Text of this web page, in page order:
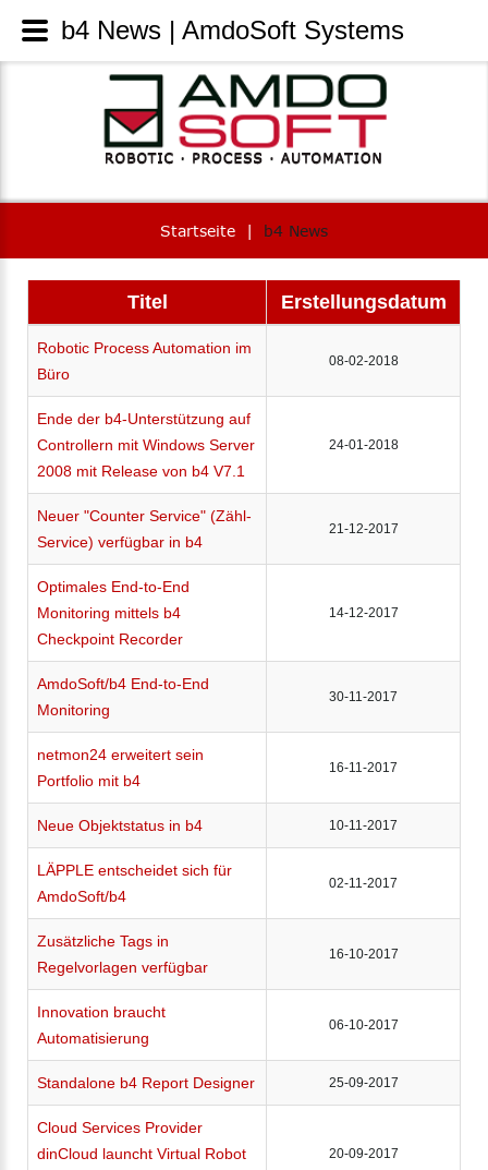
Startseite | b4 News
Titel Erstellungsdatum
Robotic Process Automation im
Büro
08-02-2018
Ende der b4-Unterstützung auf
Controllern mit Windows Server
2008 mit Release von b4 V7.1
24-01-2018
Neuer "Counter Service" (Zähl-
Service) verfügbar in b4
21-12-2017
Optimales End-to-End
Monitoring mittels b4
Checkpoint Recorder
14-12-2017
AmdoSoft/b4 End-to-End
Monitoring
30-11-2017
netmon24 erweitert sein
Portfolio mit b4
16-11-2017
Neue Objektstatus in b4 10-11-2017
LÄPPLE entscheidet sich für
AmdoSoft/b4
02-11-2017
Zusätzliche Tags in
Regelvorlagen verfügbar
16-10-2017
Innovation braucht
Automatisierung
06-10-2017
Standalone b4 Report Designer 25-09-2017
Cloud Services Provider
dinCloud launcht Virtual Robot
20-09-2017
b4 News | AmdoSoft Systems